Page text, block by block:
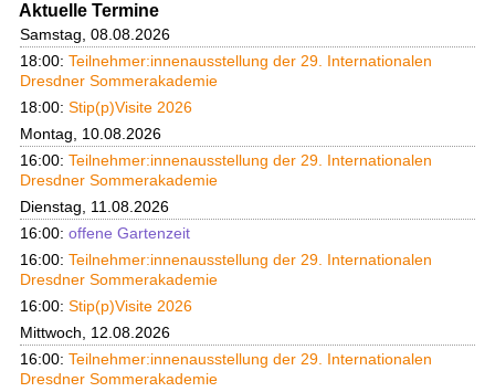
Aktuelle Termine
Samstag, 08.08.2026
18:00: Teilnehmer:innenausstellung der 29. Internationalen
Dresdner Sommerakademie
18:00: Stip(p)Visite 2026
Montag, 10.08.2026
16:00: Teilnehmer:innenausstellung der 29. Internationalen
Dresdner Sommerakademie
Dienstag, 11.08.2026
16:00: offene Gartenzeit
16:00: Teilnehmer:innenausstellung der 29. Internationalen
Dresdner Sommerakademie
16:00: Stip(p)Visite 2026
Mittwoch, 12.08.2026
16:00: Teilnehmer:innenausstellung der 29. Internationalen
Dresdner Sommerakademie